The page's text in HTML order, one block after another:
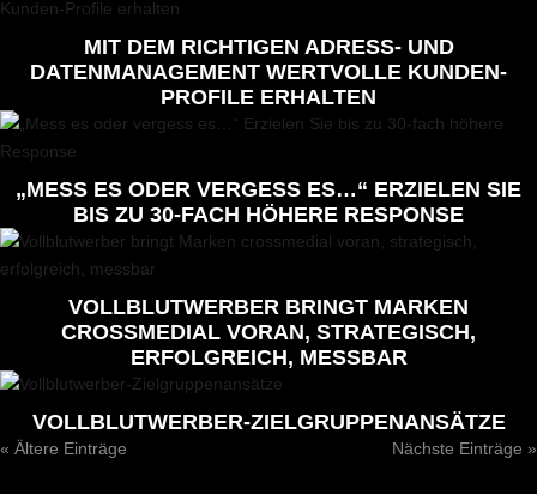
MIT DEM RICHTIGEN ADRESS- UND
DATENMANAGEMENT WERTVOLLE KUNDEN-
PROFILE ERHALTEN
„MESS ES ODER VERGESS ES…“ ERZIELEN SIE
BIS ZU 30-FACH HÖHERE RESPONSE
VOLLBLUTWERBER BRINGT MARKEN
CROSSMEDIAL VORAN, STRATEGISCH,
ERFOLGREICH, MESSBAR
VOLLBLUTWERBER-ZIELGRUPPENANSÄTZE
« Ältere Einträge Nächste Einträge »